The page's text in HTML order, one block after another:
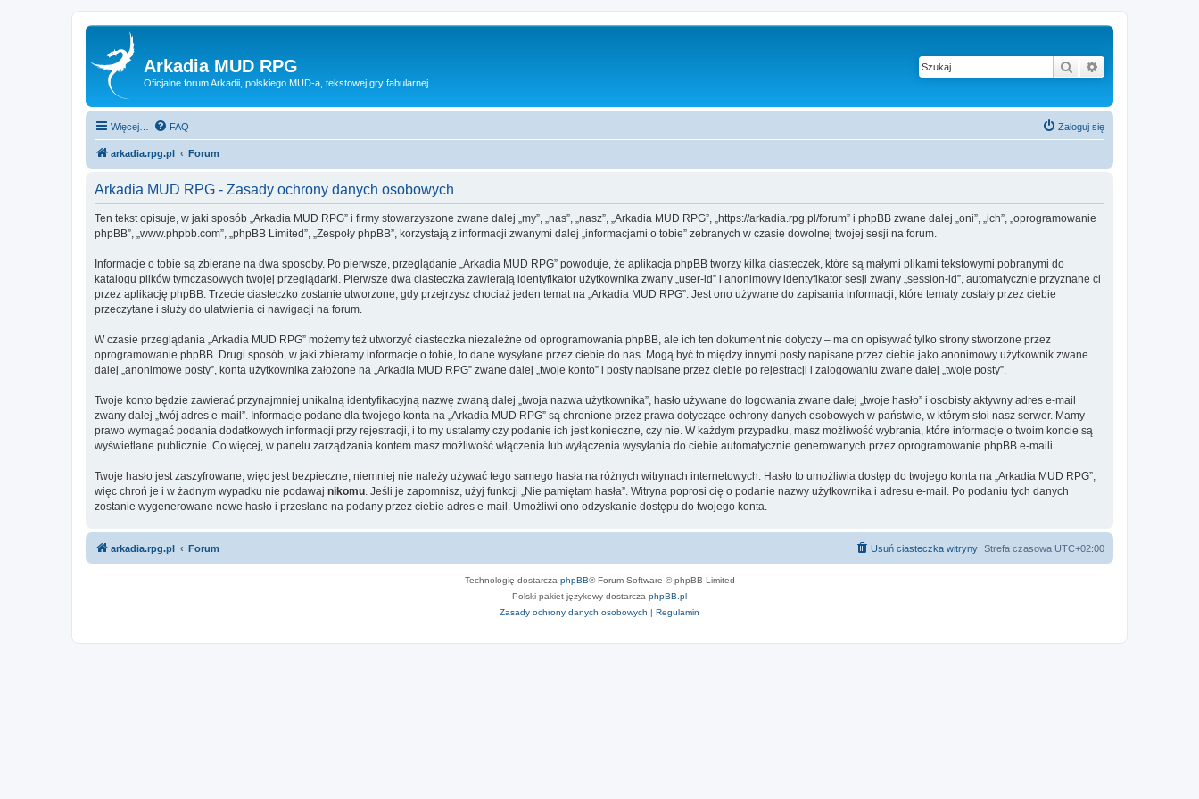
Arkadia MUD RPG
Oficjalne forum Arkadii, polskiego MUD-a, tekstowej gry fabularnej.
Szukaj
Więcej… FAQ Zaloguj się
arkadia.rpg.pl Forum
Arkadia MUD RPG - Zasady ochrony danych osobowych
Ten tekst opisuje, w jaki sposób „Arkadia MUD RPG” i firmy stowarzyszone zwane dalej „my”, „nas”, „nasz”, „Arkadia MUD RPG”, „https://arkadia.rpg.pl/forum” i phpBB zwane dalej „oni”, „ich”, „oprogramowanie
phpBB”, „www.phpbb.com”, „phpBB Limited”, „Zespoły phpBB”, korzystają z informacji zwanymi dalej „informacjami o tobie” zebranych w czasie dowolnej twojej sesji na forum.
Informacje o tobie są zbierane na dwa sposoby. Po pierwsze, przeglądanie „Arkadia MUD RPG” powoduje, że aplikacja phpBB tworzy kilka ciasteczek, które są małymi plikami tekstowymi pobranymi do
katalogu plików tymczasowych twojej przeglądarki. Pierwsze dwa ciasteczka zawierają identyfikator użytkownika zwany „user-id” i anonimowy identyfikator sesji zwany „session-id”, automatycznie przyznane ci
przez aplikację phpBB. Trzecie ciasteczko zostanie utworzone, gdy przejrzysz chociaż jeden temat na „Arkadia MUD RPG”. Jest ono używane do zapisania informacji, które tematy zostały przez ciebie
przeczytane i służy do ułatwienia ci nawigacji na forum.
W czasie przeglądania „Arkadia MUD RPG” możemy też utworzyć ciasteczka niezależne od oprogramowania phpBB, ale ich ten dokument nie dotyczy – ma on opisywać tylko strony stworzone przez
oprogramowanie phpBB. Drugi sposób, w jaki zbieramy informacje o tobie, to dane wysyłane przez ciebie do nas. Mogą być to między innymi posty napisane przez ciebie jako anonimowy użytkownik zwane
dalej „anonimowe posty”, konta użytkownika założone na „Arkadia MUD RPG” zwane dalej „twoje konto” i posty napisane przez ciebie po rejestracji i zalogowaniu zwane dalej „twoje posty”.
Twoje konto będzie zawierać przynajmniej unikalną identyfikacyjną nazwę zwaną dalej „twoja nazwa użytkownika”, hasło używane do logowania zwane dalej „twoje hasło” i osobisty aktywny adres e-mail
zwany dalej „twój adres e-mail”. Informacje podane dla twojego konta na „Arkadia MUD RPG” są chronione przez prawa dotyczące ochrony danych osobowych w państwie, w którym stoi nasz serwer. Mamy
prawo wymagać podania dodatkowych informacji przy rejestracji, i to my ustalamy czy podanie ich jest konieczne, czy nie. W każdym przypadku, masz możliwość wybrania, które informacje o twoim koncie są
wyświetlane publicznie. Co więcej, w panelu zarządzania kontem masz możliwość włączenia lub wyłączenia wysyłania do ciebie automatycznie generowanych przez oprogramowanie phpBB e-maili.
Twoje hasło jest zaszyfrowane, więc jest bezpieczne, niemniej nie należy używać tego samego hasła na różnych witrynach internetowych. Hasło to umożliwia dostęp do twojego konta na „Arkadia MUD RPG”,
więc chroń je i w żadnym wypadku nie podawaj nikomu. Jeśli je zapomnisz, użyj funkcji „Nie pamiętam hasła”. Witryna poprosi cię o podanie nazwy użytkownika i adresu e-mail. Po podaniu tych danych
zostanie wygenerowane nowe hasło i przesłane na podany przez ciebie adres e-mail. Umożliwi ono odzyskanie dostępu do twojego konta.
arkadia.rpg.pl Forum Strefa czasowa UTC+02:00
Usuń ciasteczka witryny
Technologię dostarcza phpBB® Forum Software © phpBB Limited
Polski pakiet językowy dostarcza phpBB.pl
Zasady ochrony danych osobowych | Regulamin